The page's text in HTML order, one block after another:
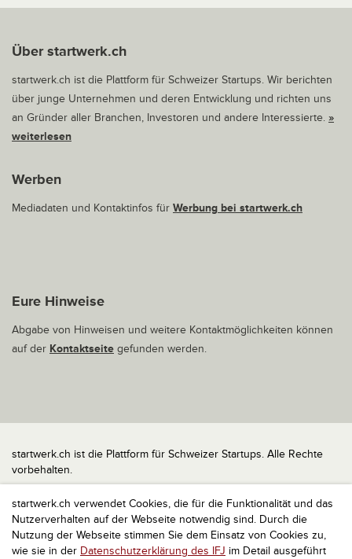
startwerk.ch verwendet Cookies, die für die Funktionalität und das
Nutzerverhalten auf der Webseite notwendig sind. Durch die
Nutzung der Webseite stimmen Sie dem Einsatz von Cookies zu,
wie sie in der Datenschutzerklärung des IFJ im Detail ausgeführt
Über startwerk.ch
startwerk.ch ist die Plattform für Schweizer Startups. Wir berichten
über junge Unternehmen und deren Entwicklung und richten uns
an Gründer aller Branchen, Investoren und andere Interessierte. »
weiterlesen
Werben
Mediadaten und Kontaktinfos für Werbung bei startwerk.ch
Eure Hinweise
Abgabe von Hinweisen und weitere Kontaktmöglichkeiten können
auf der Kontaktseite gefunden werden.
startwerk.ch ist die Plattform für Schweizer Startups. Alle Rechte
vorbehalten.
Impressum
Kontakt
nach oben